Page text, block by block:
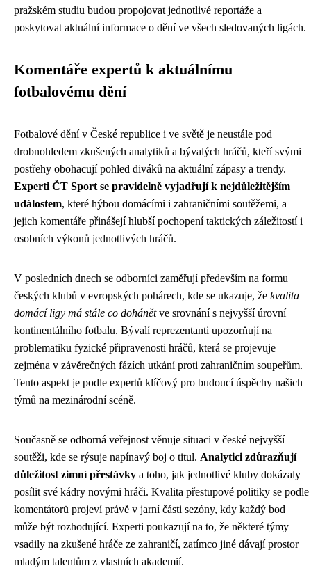
pražském studiu budou propojovat jednotlivé reportáže a
poskytovat aktuální informace o dění ve všech sledovaných ligách.
Komentáře expertů k aktuálnímu
fotbalovému dění
Fotbalové dění v České republice i ve světě je neustále pod
drobnohledem zkušených analytiků a bývalých hráčů, kteří svými
postřehy obohacují pohled diváků na aktuální zápasy a trendy.
Experti ČT Sport se pravidelně vyjadřují k nejdůležitějším
událostem, které hýbou domácími i zahraničními soutěžemi, a
jejich komentáře přinášejí hlubší pochopení taktických záležitostí i
osobních výkonů jednotlivých hráčů.
V posledních dnech se odborníci zaměřují především na formu
českých klubů v evropských pohárech, kde se ukazuje, že kvalita
domácí ligy má stále co dohánětve srovnání s nejvyšší úrovní
kontinentálního fotbalu. Bývalí reprezentanti upozorňují na
problematiku fyzické připravenosti hráčů, která se projevuje
zejména v závěrečných fázích utkání proti zahraničním soupeřům.
Tento aspekt je podle expertů klíčový pro budoucí úspěchy našich
týmů na mezinárodní scéně.
Současně se odborná veřejnost věnuje situaci v české nejvyšší
soutěži, kde se rýsuje napínavý boj o titul. Analytici zdůrazňují
důležitost zimní přestávky a toho, jak jednotlivé kluby dokázaly
posílit své kádry novými hráči. Kvalita přestupové politiky se podle
komentátorů projeví právě v jarní části sezóny, kdy každý bod
může být rozhodující. Experti poukazují na to, že některé týmy
vsadily na zkušené hráče ze zahraničí, zatímco jiné dávají prostor
mladým talentům z vlastních akademií.